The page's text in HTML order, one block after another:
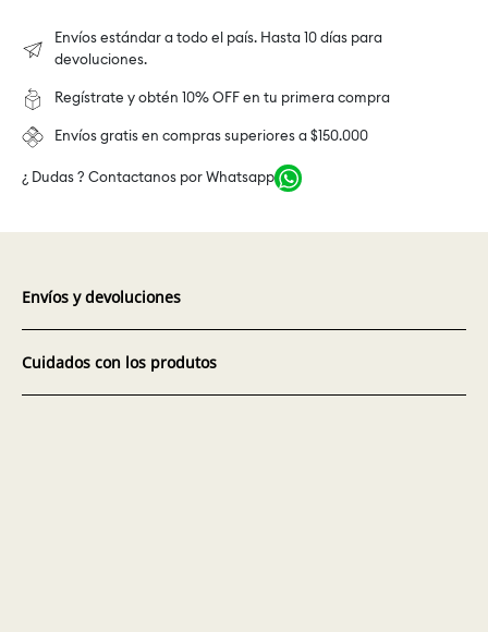
Envíos estándar a todo el país. Hasta 10 días para
devoluciones.
Regístrate y obtén 10% OFF en tu primera compra
Envíos gratis en compras superiores a $150.000
¿ Dudas ? Contactanos por Whatsapp
Envíos y devoluciones
Cuidados con los produtos